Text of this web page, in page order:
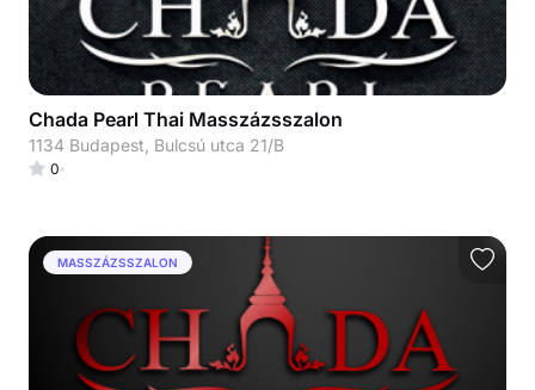
Chada Pearl Thai Masszázsszalon
1134 Budapest, Bulcsú utca 21/B
0
MASSZÁZSSZALON